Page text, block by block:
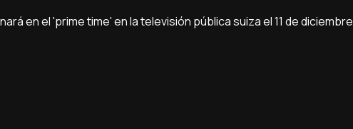
en el 'prime time' en la televisión pública suiza el 11 de